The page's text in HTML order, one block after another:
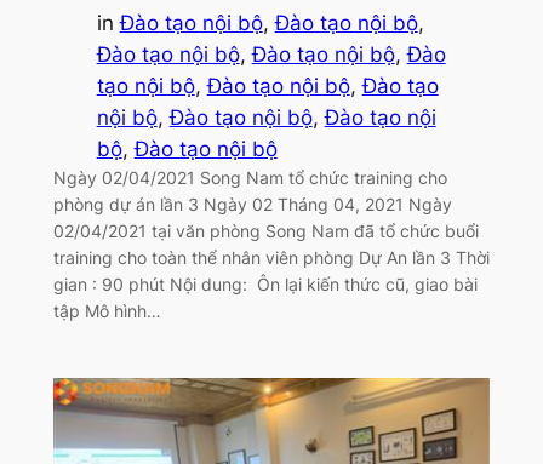
inĐào tạo nội bộ, Đào tạo nội bộ
Đào tạo nội bộ, Đào tạo nội bộ, Đào
tạo nội bộ, Đào tạo nội bộ, Đào tạo
nội bộ, Đào tạo nội bộ, Đào tạo nội
bộ, Đào tạo nội bộ
Ngày 02/04/2021 Song Nam tổ chức training cho
phòng dự án lần 3 Ngày 02 Tháng 04, 2021 Ngày
02/04/2021 tại văn phòng Song Nam đã tổ chức buổi
training cho toàn thể nhân viên phòng Dự An lần 3 Thời
gian : 90 phút Nội dung: Ôn lại kiến thức cũ, giao bài
tập Mô hình…